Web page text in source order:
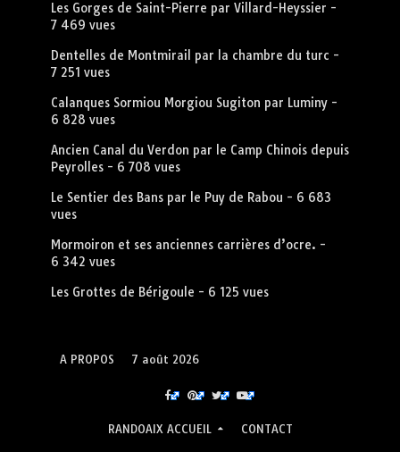
Les Gorges de Saint-Pierre par Villard-Heyssier -
7 469 vues
Dentelles de Montmirail par la chambre du turc -
7 251 vues
Calanques Sormiou Morgiou Sugiton par Luminy-
6 828 vues
Ancien Canal du Verdon par le Camp Chinois depuis
Peyrolles- 6 708 vues
Le Sentier des Bans par le Puy de Rabou - 6 683
vues
Mormoiron et ses anciennes carrières d’ocre. -
6 342 vues
Les Grottes de Bérigoule - 6 125 vues
A PROPOS 7 août 2026
RANDOAIX ACCUEIL CONTACT